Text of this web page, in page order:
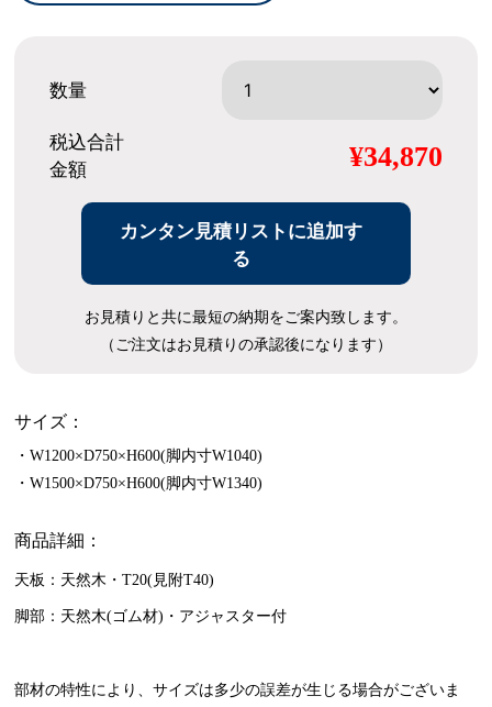
数量
税込合計
金額
¥34,870
カンタン見積リストに追加す
る
お見積りと共に最短の納期をご案内致します。
（ご注文はお見積りの承認後になります）
サイズ：
・W1200×D750×H600(脚内寸W1040)
・W1500×D750×H600(脚内寸W1340)
商品詳細：
天板：天然木・T20(見附T40)
脚部：天然木(ゴム材)・アジャスター付
部材の特性により、サイズは多少の誤差が生じる場合がございま